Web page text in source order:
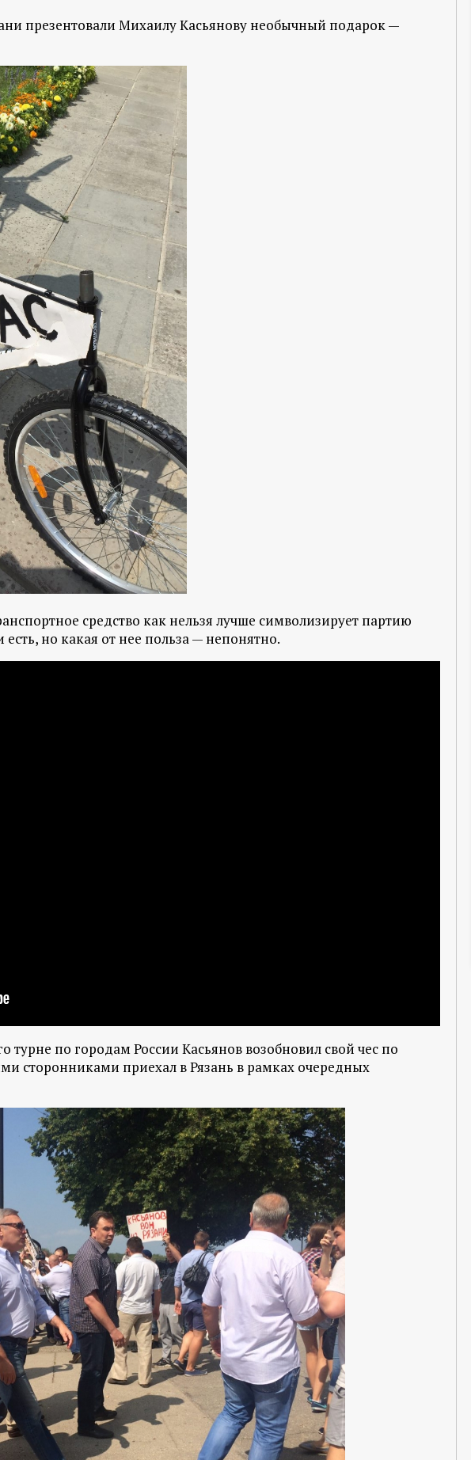
презентовали Михаилу Касьянову необычный подарок —
средство как нельзя лучше символизирует партию
но какая от нее польза — непонятно.
турне по городам России Касьянов возобновил свой чес по
сторонниками приехал в Рязань в рамках очередных